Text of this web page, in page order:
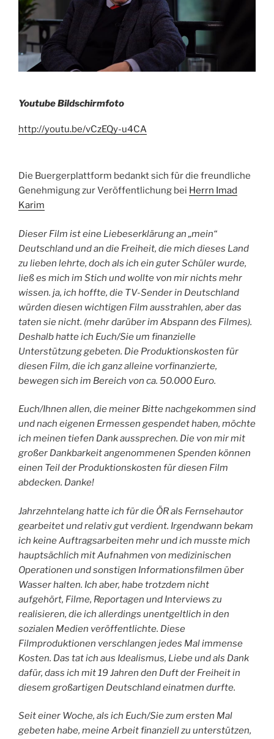
Youtube Bildschirmfoto
http://youtu.be/vCzEQy-u4CA
Die Buergerplattform bedankt sich für die freundliche
Genehmigung zur Veröffentlichung bei Herrn Imad
Karim
Dieser Film ist eine Liebeserklärung an „mein“
Deutschland und an die Freiheit, die mich dieses Land
zu lieben lehrte, doch als ich ein guter Schüler wurde,
ließ es mich im Stich und wollte von mir nichts mehr
wissen. ja, ich hoffte, die TV-Sender in Deutschland
würden diesen wichtigen Film ausstrahlen, aber das
taten sie nicht. (mehr darüber im Abspann des Filmes).
Deshalb hatte ich Euch/Sie um finanzielle
Unterstützung gebeten. Die Produktionskosten für
diesen Film, die ich ganz alleine vorfinanzierte,
bewegen sich im Bereich von ca. 50.000 Euro.
Euch/Ihnen allen, die meiner Bitte nachgekommen sind
und nach eigenen Ermessen gespendet haben, möchte
ich meinen tiefen Dank aussprechen. Die von mir mit
großer Dankbarkeit angenommenen Spenden können
einen Teil der Produktionskosten für diesen Film
abdecken. Danke!
Jahrzehntelang hatte ich für die ÖR als Fernsehautor
gearbeitet und relativ gut verdient. Irgendwann bekam
ich keine Auftragsarbeiten mehr und ich musste mich
hauptsächlich mit Aufnahmen von medizinischen
Operationen und sonstigen Informationsfilmen über
Wasser halten. Ich aber, habe trotzdem nicht
aufgehört, Filme, Reportagen und Interviews zu
realisieren, die ich allerdings unentgeltlich in den
sozialen Medien veröffentlichte. Diese
Filmproduktionen verschlangen jedes Mal immense
Kosten. Das tat ich aus Idealismus, Liebe und als Dank
dafür, dass ich mit 19 Jahren den Duft der Freiheit in
diesem großartigen Deutschland einatmen durfte.
Seit einer Woche, als ich Euch/Sie zum ersten Mal
gebeten habe, meine Arbeit finanziell zu unterstützen,